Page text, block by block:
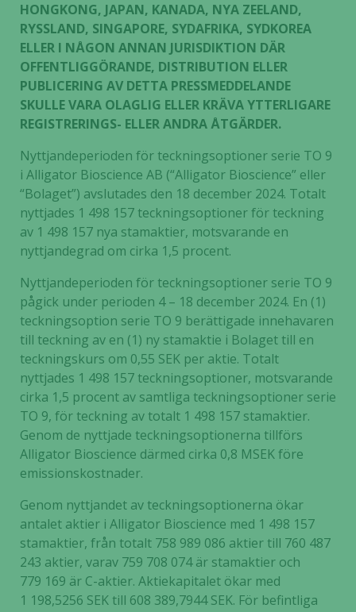
HONGKONG, JAPAN, KANADA, NYA ZEELAND,
RYSSLAND, SINGAPORE, SYDAFRIKA, SYDKOREA
ELLER I NÅGON ANNAN JURISDIKTION DÄR
OFFENTLIGGÖRANDE, DISTRIBUTION ELLER
PUBLICERING AV DETTA PRESSMEDDELANDE
SKULLE VARA OLAGLIG ELLER KRÄVA YTTERLIGARE
REGISTRERINGS- ELLER ANDRA ÅTGÄRDER.
Nyttjandeperioden för teckningsoptioner serie TO 9
i Alligator Bioscience AB (“Alligator Bioscience” eller
“Bolaget”) avslutades den 18 december 2024. Totalt
nyttjades 1 498 157 teckningsoptioner för teckning
av 1 498 157 nya stamaktier, motsvarande en
nyttjandegrad om cirka 1,5 procent.
Nyttjandeperioden för teckningsoptioner serie TO 9
pågick under perioden 4 – 18 december 2024. En (1)
teckningsoption serie TO 9 berättigade innehavaren
till teckning av en (1) ny stamaktie i Bolaget till en
teckningskurs om 0,55 SEK per aktie. Totalt
nyttjades 1 498 157 teckningsoptioner, motsvarande
cirka 1,5 procent av samtliga teckningsoptioner serie
TO 9, för teckning av totalt 1 498 157 stamaktier.
Genom de nyttjade teckningsoptionerna tillförs
Alligator Bioscience därmed cirka 0,8 MSEK före
emissionskostnader.
Genom nyttjandet av teckningsoptionerna ökar
antalet aktier i Alligator Bioscience med 1 498 157
stamaktier, från totalt 758 989 086 aktier till 760 487
243 aktier, varav 759 708 074 är stamaktier och
779 169 är C-aktier. Aktiekapitalet ökar med
1 198,5256 SEK till 608 389,7944 SEK. För befintliga